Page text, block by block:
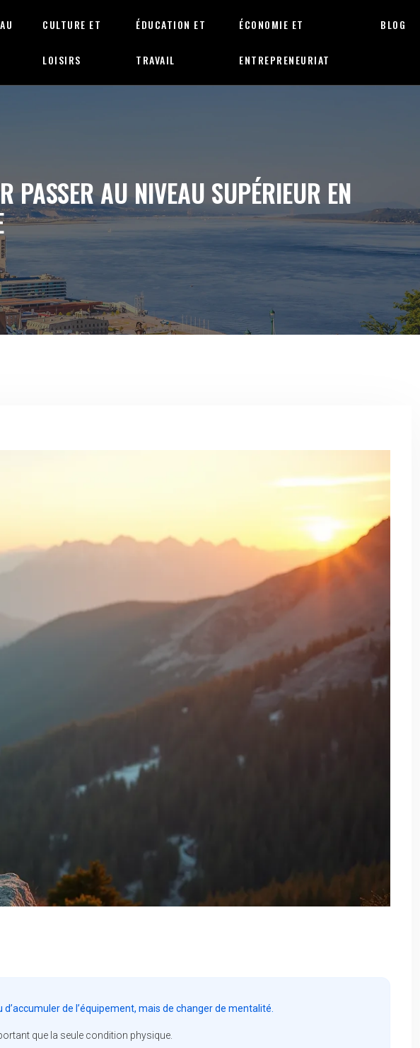
CULTURE ET
LOISIRS
ÉDUCATION ET
TRAVAIL
ÉCONOMIE ET
ENTREPRENEURIAT
BLOG
PASSER AU NIVEAU SUPÉRIEUR EN
de l’équipement, mais de changer de mentalité.
que la seule condition physique.